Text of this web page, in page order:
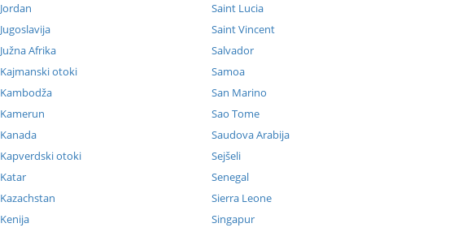
Jordan
Jugoslavija
Južna Afrika
Kajmanski otoki
Kambodža
Kamerun
Kanada
Kapverdski otoki
Katar
Kazachstan
Kenija
Saint Lucia
Saint Vincent
Salvador
Samoa
San Marino
Sao Tome
Saudova Arabija
Sejšeli
Senegal
Sierra Leone
Singapur